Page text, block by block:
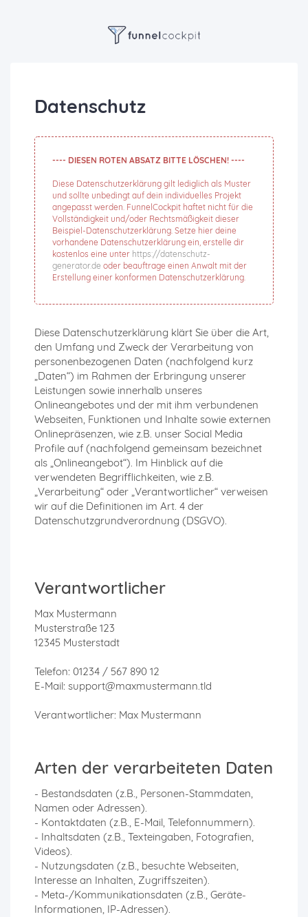
Datenschutz
---- DIESEN ROTEN ABSATZ BITTE LÖSCHEN! ----
Diese Datenschutzerklärung gilt lediglich als Muster
und sollte unbedingt auf dein individuelles Projekt
angepasst werden. FunnelCockpit haftet nicht für die
Vollständigkeit und/oder Rechtsmäßigkeit dieser
Beispiel-Datenschutzerklärung. Setze hier deine
vorhandene Datenschutzerklärung ein, erstelle dir
kostenlos eine unter https://datenschutz-
generator.de oder beauftrage einen Anwalt mit der
Erstellung einer konformen Datenschutzerklärung.
Diese Datenschutzerklärung klärt Sie über die Art,
den Umfang und Zweck der Verarbeitung von
personenbezogenen Daten (nachfolgend kurz
„Daten“) im Rahmen der Erbringung unserer
Leistungen sowie innerhalb unseres
Onlineangebotes und der mit ihm verbundenen
Webseiten, Funktionen und Inhalte sowie externen
Onlinepräsenzen, wie z.B. unser Social Media
Profile auf (nachfolgend gemeinsam bezeichnet
als „Onlineangebot“). Im Hinblick auf die
verwendeten Begrifflichkeiten, wie z.B.
„Verarbeitung“ oder „Verantwortlicher“ verweisen
wir auf die Definitionen im Art. 4 der
Datenschutzgrundverordnung (DSGVO).
Verantwortlicher
Max Mustermann
Musterstraße 123
12345 Musterstadt
Telefon: 01234 / 567 890 12
E-Mail: support@maxmustermann.tld
Verantwortlicher: Max Mustermann
Arten der verarbeiteten Daten
- Bestandsdaten (z.B., Personen-Stammdaten,
Namen oder Adressen).
- Kontaktdaten (z.B., E-Mail, Telefonnummern).
- Inhaltsdaten (z.B., Texteingaben, Fotografien,
Videos).
- Nutzungsdaten (z.B., besuchte Webseiten,
Interesse an Inhalten, Zugriffszeiten).
- Meta-/Kommunikationsdaten (z.B., Geräte-
Informationen, IP-Adressen).